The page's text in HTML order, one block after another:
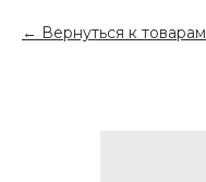
Вернуться к товарам